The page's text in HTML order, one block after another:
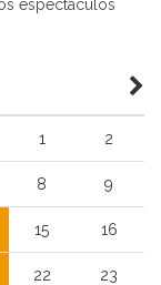
espectáculos
1 2
8 9
15 16
22 23